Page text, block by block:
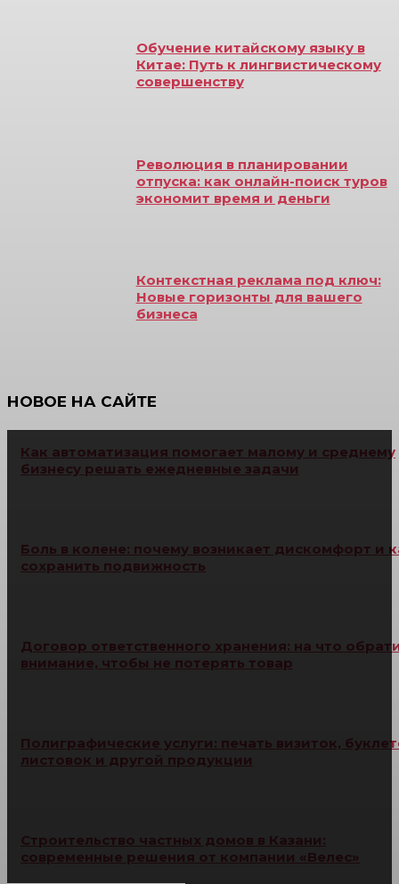
Обучение китайскому языку в
Китае: Путь к лингвистическому
совершенству
Революция в планировании
отпуска: как онлайн-поиск туров
экономит время и деньги
Контекстная реклама под ключ:
Новые горизонты для вашего
бизнеса
НОВОЕ НА САЙТЕ
Как автоматизация помогает малому и среднему
бизнесу решать ежедневные задачи
Боль в колене: почему возникает дискомфорт и
сохранить подвижность
Договор ответственного хранения: на что
внимание, чтобы не потерять товар
Полиграфические услуги: печать визиток,
листовок и другой продукции
Строительство частных домов в Казани:
современные решения от компании «Велес»